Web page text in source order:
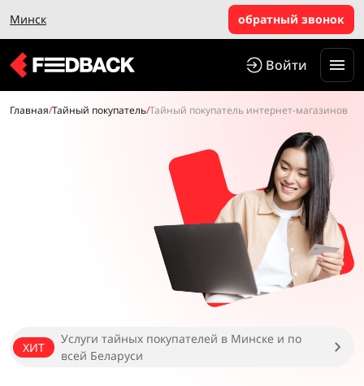
Минск обратный звонок
Войти
Главная/Тайный покупатель/Тайный покупатель интернет-магазинов
ХИТ
Услуги тайных покупателей в Минске и по
всей Беларуси